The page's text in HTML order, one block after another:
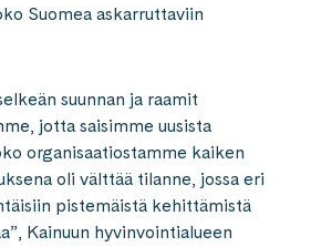
Suomea askarruttaviin
suunnan ja raamit
jotta saisimme uusista
organisaatiostamme kaiken
oli välttää tilanne, jossa eri
pistemäistä kehittämistä
Kainuun hyvinvointialueen